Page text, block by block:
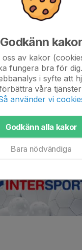
Godkänn kakor
oss av kakor
fungera bra för
i syfte att
våra
använder vi
Godkänn alla kakor
Bara nödvändiga